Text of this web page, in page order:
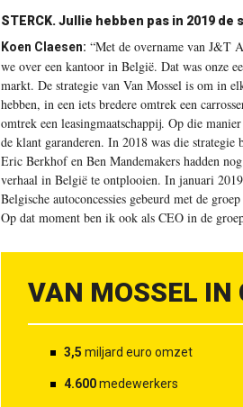
STERCK. Jullie hebben pas in 2019 de
Koen Claesen: “Met de overname van J&T
we over een kantoor in België. Dat was onze
markt. De strategie van Van Mossel is om in
hebben, in een iets bredere omtrek een
omtrek een leasingmaatschappij. Op die
de klant garanderen. In 2018 was die
Eric Berkhof en Ben Mandemakers hadden
verhaal in België te ontplooien. In januari
Belgische autoconcessies gebeurd met de
Op dat moment ben ik ook als CEO in de
VAN MOSSEL IN
3,5 miljard euro omzet
4.600medewerkers